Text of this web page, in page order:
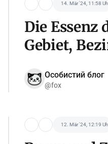
14. Mär '24, 11:58
Die Essenz
Gebiet,
Особистий блог
@fox
12. Mär '24, 12:19